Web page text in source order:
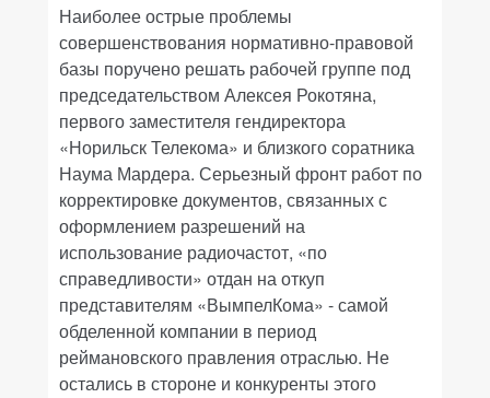
Наиболее острые проблемы
совершенствования нормативно-правовой
базы поручено решать рабочей группе под
председательством Алексея Рокотяна,
первого заместителя гендиректора
«Норильск Телекома» и близкого соратника
Наума Мардера. Серьезный фронт работ по
корректировке документов, связанных с
оформлением разрешений на
использование радиочастот, «по
справедливости» отдан на откуп
представителям «ВымпелКома» - самой
обделенной компании в период
реймановского правления отраслью. Не
остались в стороне и конкуренты этого